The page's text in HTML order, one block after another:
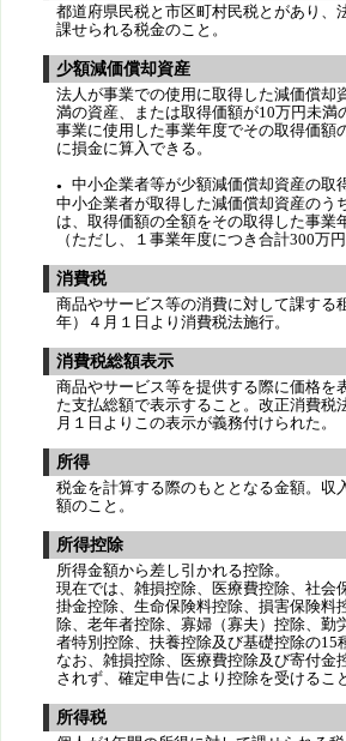
都道府県民税と市区町村民税とがあり、
課せられる税金のこと。
少額減価償却資産
法人が事業での使用に取得した減価償却
満の資産、または取得価額が10万円未満
事業に使用した事業年度でその取得価額
に損金に算入できる。
● 中小企業者等が少額減価償却資産の取
中小企業者が取得した減価償却資産のう
は、取得価額の全額をその取得した事業
（ただし、１事業年度につき合計300万
消費税
商品やサービス等の消費に対して課する
年）４月１日より消費税法施行。
消費税総額表示
商品やサービス等を提供する際に価格を
た支払総額で表示すること。改正消費税
月１日よりこの表示が義務付けられた。
所得
税金を計算する際のもととなる金額。収
額のこと。
所得控除
所得金額から差し引かれる控除。
現在では、雑損控除、医療費控除、社会
掛金控除、生命保険料控除、損害保険料
除、老年者控除、寡婦（寡夫）控除、勤
者特別控除、扶養控除及び基礎控除の15
なお、雑損控除、医療費控除及び寄付金
されず、確定申告により控除を受けるこ
所得税